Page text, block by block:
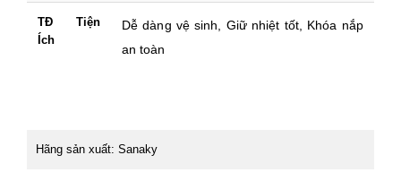
TĐ Tiện
Ích
Dễ dàng vệ sinh, Giữ nhiệt tốt, Khóa nắp
an toàn
Hãng sản xuất: Sanaky